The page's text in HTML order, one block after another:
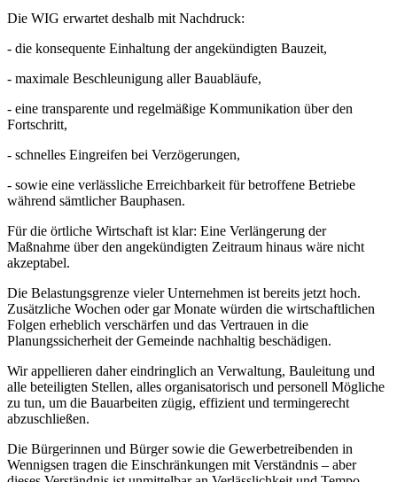
Die WIG erwartet deshalb mit Nachdruck:
- die konsequente Einhaltung der angekündigten Bauzeit,
- maximale Beschleunigung aller Bauabläufe,
- eine transparente und regelmäßige Kommunikation über den
Fortschritt,
- schnelles Eingreifen bei Verzögerungen,
- sowie eine verlässliche Erreichbarkeit für betroffene Betriebe
während sämtlicher Bauphasen.
Für die örtliche Wirtschaft ist klar: Eine Verlängerung der
Maßnahme über den angekündigten Zeitraum hinaus wäre nicht
akzeptabel.
Die Belastungsgrenze vieler Unternehmen ist bereits jetzt hoch.
Zusätzliche Wochen oder gar Monate würden die wirtschaftlichen
Folgen erheblich verschärfen und das Vertrauen in die
Planungssicherheit der Gemeinde nachhaltig beschädigen.
Wir appellieren daher eindringlich an Verwaltung, Bauleitung und
alle beteiligten Stellen, alles organisatorisch und personell Mögliche
zu tun, um die Bauarbeiten zügig, effizient und termingerecht
abzuschließen.
Die Bürgerinnen und Bürger sowie die Gewerbetreibenden in
Wennigsen tragen die Einschränkungen mit Verständnis – aber